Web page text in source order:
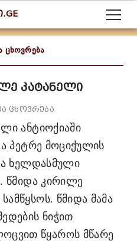
ცხოვრება
კატანელი
ცხოვრება
ანტიოქიაში
პეტრე მოციქულის
ხელდასმული
წმიდა კირილე
წმიდა მამა
ნიჭით
წყაროს მწარე